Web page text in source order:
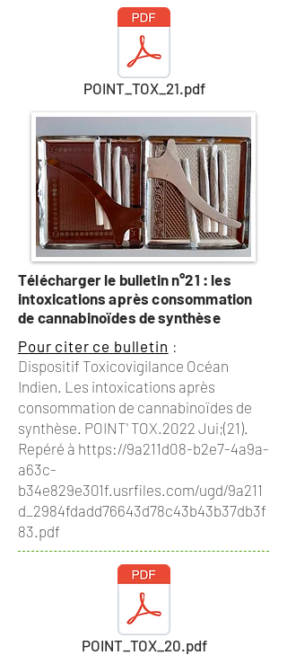
POINT_TOX_21.pdf
Télécharger le bulletin n°21 : les
intoxications après consommation
de cannabinoïdes de synthèse
Pour citer ce bulletin :
Dispositif Toxicovigilance Océan
Indien. Les intoxications après
consommation de cannabinoïdes de
synthèse. POINT' TOX.2022 Jui;(21).
Repéré à https://9a211d08-b2e7-4a9a-
a63c-
b34e829e301f.usrfiles.com/ugd/9a211
d_2984fdadd76643d78c43b43b37db3f
83.pdf
POINT_TOX_20.pdf